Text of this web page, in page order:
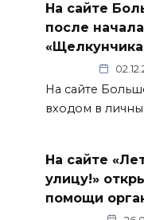
На сайте
после
На сайте
входом в
На сайте
улицу!»
помощи